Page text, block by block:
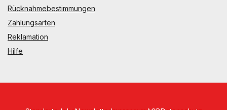
Rücknahmebestimmungen
Zahlungsarten
Reklamation
Hilfe